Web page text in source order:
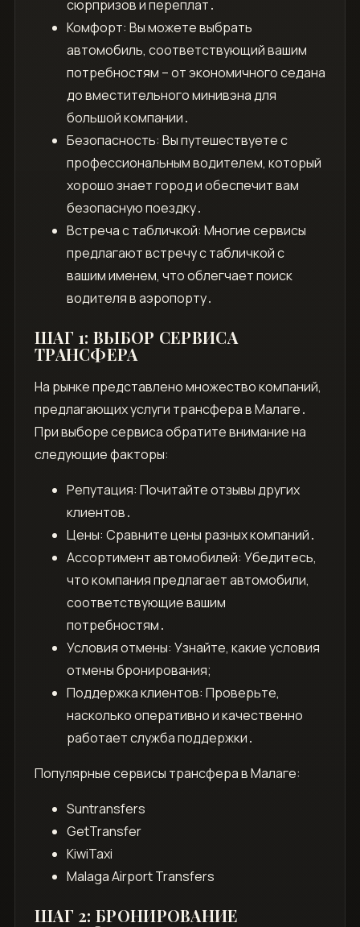
сюрпризов и переплат․
Комфорт: Вы можете выбрать
автомобиль, соответствующий вашим
потребностям – от экономичного седана
до вместительного минивэна для
большой компании․
Безопасность: Вы путешествуете с
профессиональным водителем, который
хорошо знает город и обеспечит вам
безопасную поездку․
Встреча с табличкой: Многие сервисы
предлагают встречу с табличкой с
вашим именем, что облегчает поиск
водителя в аэропорту․
ШАГ 1: ВЫБОР СЕРВИСА
ТРАНСФЕРА
На рынке представлено множество компаний,
предлагающих услуги трансфера в Малаге․
При выборе сервиса обратите внимание на
следующие факторы:
Репутация: Почитайте отзывы других
клиентов․
Цены: Сравните цены разных компаний․
Ассортимент автомобилей: Убедитесь,
что компания предлагает автомобили,
соответствующие вашим
потребностям․
Условия отмены: Узнайте, какие условия
отмены бронирования;
Поддержка клиентов: Проверьте,
насколько оперативно и качественно
работает служба поддержки․
Популярные сервисы трансфера в Малаге:
Suntransfers
GetTransfer
KiwiTaxi
Malaga Airport Transfers
ШАГ 2: БРОНИРОВАНИЕ